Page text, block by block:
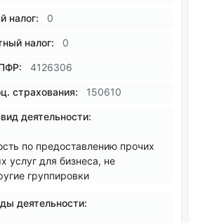
налог: 0
налог: 0
4126306
страхования: 150610
деятельности:
по предоставлению прочих
услуг для бизнеса, не
группировки
деятельности: